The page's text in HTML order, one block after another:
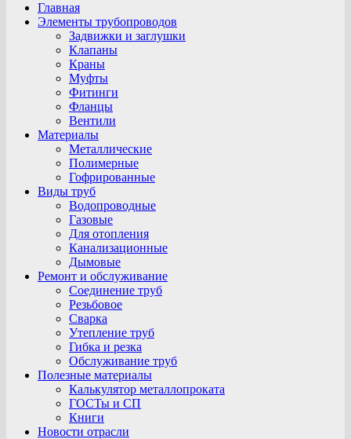
Главная
Элементы трубопроводов
Задвижки и заглушки
Клапаны
Краны
Муфты
Фитинги
Фланцы
Вентили
Материалы
Металлические
Полимерные
Гофрированные
Виды труб
Водопроводные
Газовые
Для отопления
Канализационные
Дымовые
Ремонт и обслуживание
Соединение труб
Резьбовое
Сварка
Утепление труб
Гибка и резка
Обслуживание труб
Полезные материалы
Калькулятор металлопроката
ГОСТы и СП
Книги
Новости отрасли